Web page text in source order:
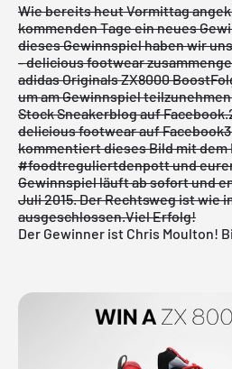
Wie bereits heut Vormittag
kommenden Tage ein neues
dieses Gewinnspiel haben wir
- delicious footwear
adidas Originals ZX8000 Boost
um am Gewinnspiel
Stock Sneakerblogauf Facebook.
delicious footwearauf Facebook
kommentiertdieses Bildmit dem
#foodtreguliertdenpott und
Gewinnspiel läuft ab sofort und
Juli 2015. Der Rechtsweg ist wie
ausgeschlossen.Viel Erfolg!
Der Gewinner ist Chris Moulton!